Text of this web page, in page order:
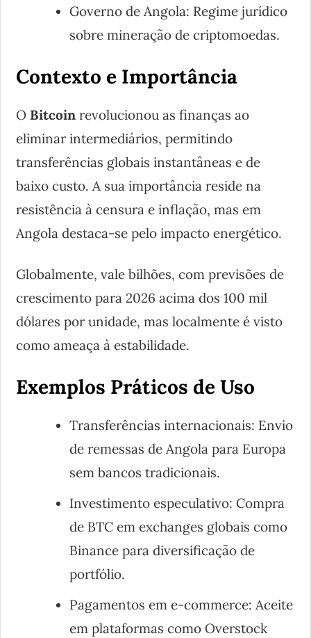
Governo de Angola: Regime jurídico
sobre mineração de criptomoedas.
Contexto e Importância
O Bitcoin revolucionou as finanças ao
eliminar intermediários, permitindo
transferências globais instantâneas e de
baixo custo. A sua importância reside na
resistência à censura e inflação, mas em
Angola destaca-se pelo impacto energético.
Globalmente, vale bilhões, com previsões de
crescimento para 2026 acima dos 100 mil
dólares por unidade, mas localmente é visto
como ameaça à estabilidade.
Exemplos Práticos de Uso
Transferências internacionais: Envio
de remessas de Angola para Europa
sem bancos tradicionais.
Investimento especulativo: Compra
de BTC em exchanges globais como
Binance para diversificação de
portfólio.
Pagamentos em e-commerce: Aceite
em plataformas como Overstock